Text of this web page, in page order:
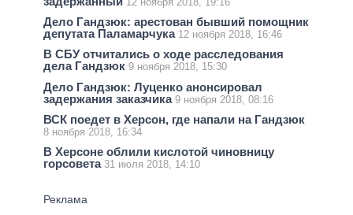
Дело Гандзюк: арестован бывший помощник
депутата Паламарчука 12 ноября 2018, 16:46
В СБУ отчитались о ходе расследования
дела Гандзюк 9 ноября 2018, 15:30
Дело Гандзюк: Луценко анонсировал
задержания заказчика 9 ноября 2018, 08:16
ВСК поедет в Херсон, где напали на Гандзюк
8 ноября 2018, 16:34
В Херсоне облили кислотой чиновницу
горсовета 31 июля 2018, 14:10